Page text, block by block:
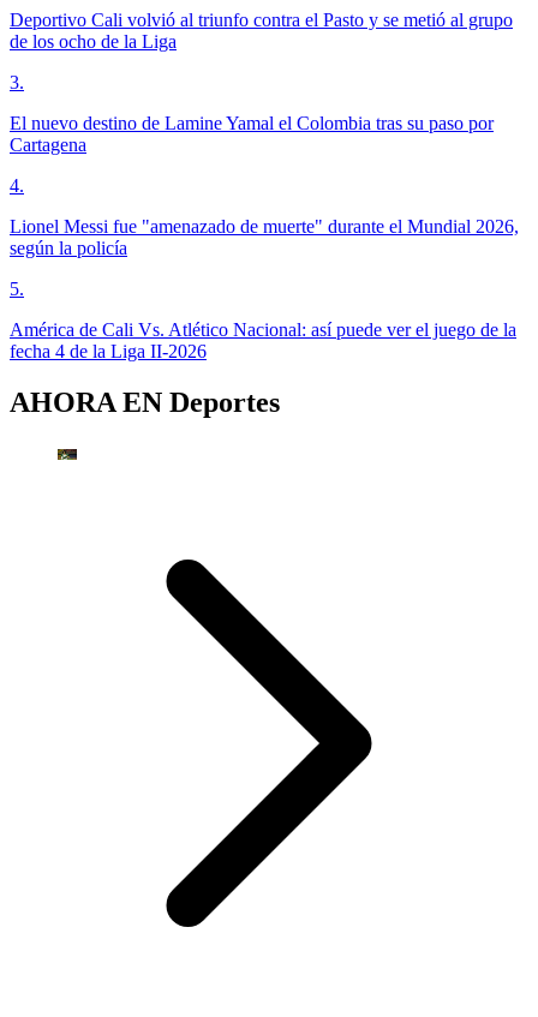
Deportivo Cali volvió al triunfo contra el Pasto y se metió al grupo
de los ocho de la Liga
3.
El nuevo destino de Lamine Yamal el Colombia tras su paso por
Cartagena
4.
Lionel Messi fue "amenazado de muerte" durante el Mundial 2026,
según la policía
5.
América de Cali Vs. Atlético Nacional: así puede ver el juego de la
fecha 4 de la Liga II-2026
AHORA EN Deportes